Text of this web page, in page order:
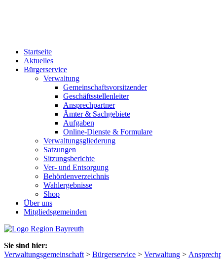
Startseite
Aktuelles
Bürgerservice
Verwaltung
Gemeinschaftsvorsitzender
Geschäftsstellenleiter
Ansprechpartner
Ämter & Sachgebiete
Aufgaben
Online-Dienste & Formulare
Verwaltungsgliederung
Satzungen
Sitzungsberichte
Ver- und Entsorgung
Behördenverzeichnis
Wahlergebnisse
Shop
Über uns
Mitgliedsgemeinden
Sie sind hier:
Verwaltungsgemeinschaft > Bürgerservice > Verwaltung >